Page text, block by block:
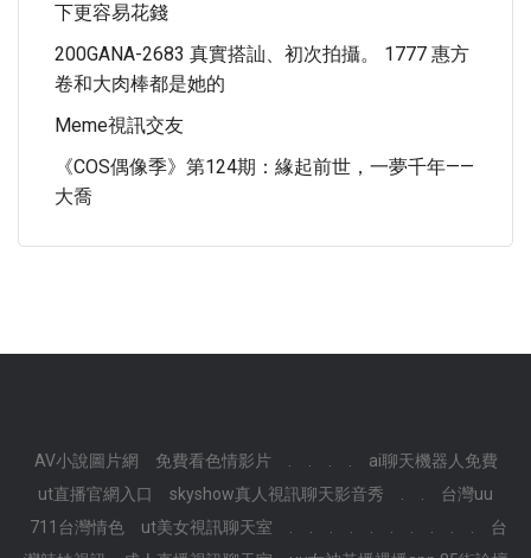
下更容易花錢
200GANA-2683 真實搭訕、初次拍攝。 1777 惠方
卷和大肉棒都是她的
Meme視訊交友
《COS偶像季》第124期：緣起前世，一夢千年——
大喬
AV小說圖片網 免費看色情影片
ai聊天機器人免費
ut直播官網入口
skyshow真人視訊聊天影音秀
台灣uu
711台灣情色
ut美女視訊聊天室
台